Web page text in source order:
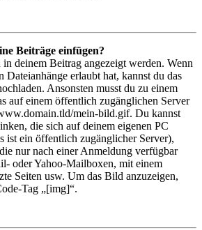
Beiträge einfügen?
deinem Beitrag angezeigt werden. Wenn
Dateianhänge erlaubt hat, kannst du das
Ansonsten musst du zu einem
auf einem öffentlich zugänglichen Server
mein-bild.gif. Du kannst
die sich auf deinem eigenen PC
ist ein öffentlich zugänglicher Server),
nur nach einer Anmeldung verfügbar
oder Yahoo-Mailboxen, mit einem
Seiten usw. Um das Bild anzuzeigen,
Tag „[img]“.